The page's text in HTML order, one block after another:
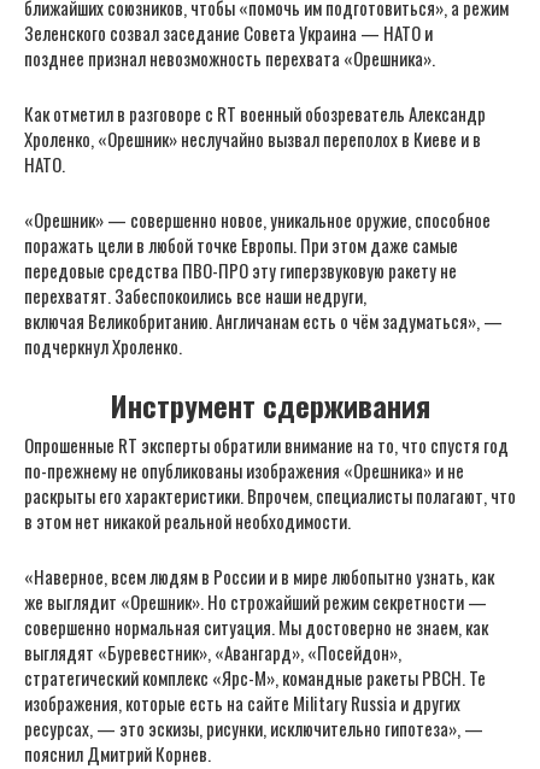
ближайших союзников, чтобы «помочь им подготовиться», а режим
Зеленского созвал заседание Совета Украина — НАТО и
позднее признал невозможность перехвата «Орешника».
Как отметил в разговоре с RT военный обозреватель Александр
Хроленко, «Орешник» неслучайно вызвал переполох в Киеве и в
НАТО.
«Орешник» — совершенно новое, уникальное оружие, способное
поражать цели в любой точке Европы. При этом даже самые
передовые средства ПВО-ПРО эту гиперзвуковую ракету не
перехватят. Забеспокоились все наши недруги,
включая Великобританию. Англичанам есть о чём задуматься», —
подчеркнул Хроленко.
Инструмент сдерживания
Опрошенные RT эксперты обратили внимание на то, что спустя год
по-прежнему не опубликованы изображения «Орешника» и не
раскрыты его характеристики. Впрочем, специалисты полагают, что
в этом нет никакой реальной необходимости.
«Наверное, всем людям в России и в мире любопытно узнать, как
же выглядит «Орешник». Но строжайший режим секретности —
совершенно нормальная ситуация. Мы достоверно не знаем, как
выглядят «Буревестник», «Авангард», «Посейдон»,
стратегический комплекс «Ярс-М», командные ракеты РВСН. Те
изображения, которые есть на сайте Military Russia и других
ресурсах, — это эскизы, рисунки, исключительно гипотеза», —
пояснил Дмитрий Корнев.